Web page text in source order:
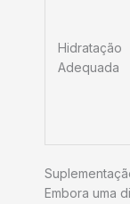
Hidratação
Adequada
Embora uma